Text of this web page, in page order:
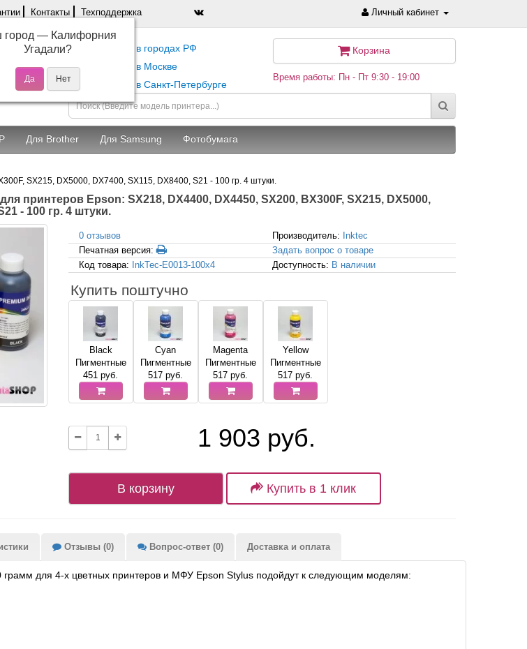
Контакты Техподдержка Личный кабинет
Самовывоз в городах РФ
Самовывоз в Москве
Самовывоз в Санкт-Петербурге
Корзина
Время работы: Пн - Пт 9:30 - 19:00
Для Brother Для Samsung Фотобумага
SX215, DX5000, DX7400, SX115, DX8400, S21 - 100 гр. 4 штуки.
принтеров Epson: SX218, DX4400, DX4450, SX200, BX300F, SX215, DX5000,
- 100 гр. 4 штуки.
0 отзывов Производитель: Inktec
Печатная версия:
Задать вопрос о товаре
Код товара: InkTec-E0013-100x4 Доступность: В наличии
Купить поштучно
Black
Пигментные
451 руб.
Cyan
Пигментные
517 руб.
Magenta
Пигментные
517 руб.
Yellow
Пигментные
517 руб.
1 903 руб.
В корзину Купить в 1 клик
Отзывы (0) Вопрос-ответ (0) Доставка и оплата
для 4-х цветных принтеров и МФУ Epson Stylus подойдут к следующим моделям:
город — Калифорния
Угадали?